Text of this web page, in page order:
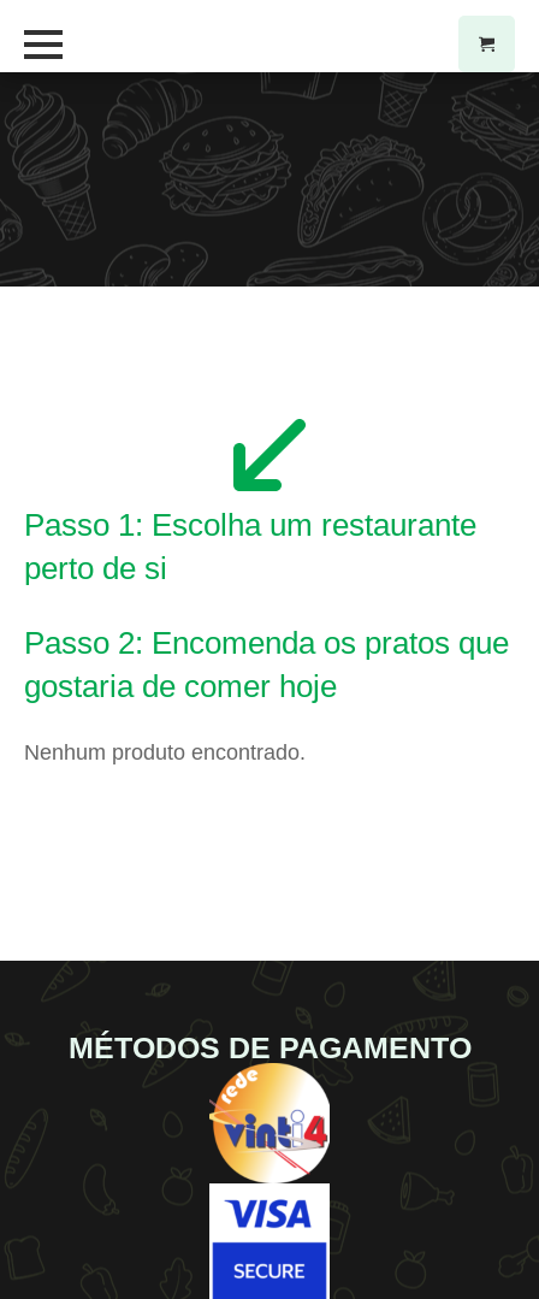
Passo 1: Escolha um restaurante
perto de si
Passo 2: Encomenda os pratos que
gostaria de comer hoje
Nenhum produto encontrado.
MÉTODOS DE PAGAMENTO